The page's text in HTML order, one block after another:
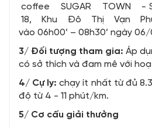
coffee SUGAR TOWN
18, Khu Đô Thị Vạn
vào 06h00’ – 08h30’ ngày
3/ Đối tượng tham gia: Áp
có sở thích và đam mê với
4/ Cự ly:chạy ít nhất từ đủ
độ từ 4 - 11 phút/km.
5/ Cơ cấu giải thưởng